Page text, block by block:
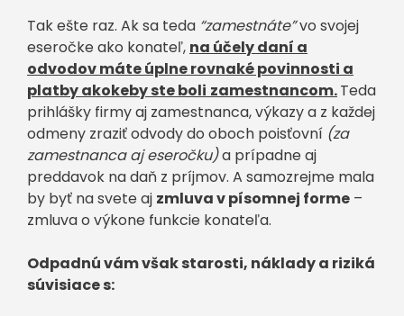
Tak ešte raz. Ak sa teda “zamestnáte”vo svojej
eseročke ako konateľ, na účely daní a
odvodov máte úplne rovnaké povinnosti a
platby akokeby ste boli zamestnancom.Teda
prihlášky firmy aj zamestnanca, výkazy a z každej
odmeny zraziť odvody do oboch poisťovní (za
zamestnanca aj eseročku)a prípadne aj
preddavok na daň z príjmov. A samozrejme mala
by byť na svete aj zmluva v písomnej forme –
zmluva o výkone funkcie konateľa.
Odpadnú vám však starosti, náklady a riziká
súvisiace s: